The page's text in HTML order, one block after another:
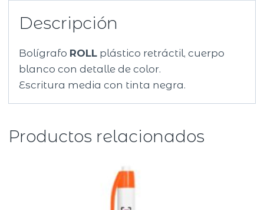
Descripción
Bolígrafo ROLL plástico retráctil, cuerpo
blanco con detalle de color.
Escritura media con tinta negra.
Productos relacionados